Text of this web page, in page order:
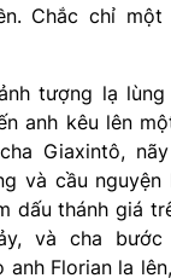
Chắc chỉ
tượng lạ
anh kêu lên
Giaxintô,
và cầu nguyện
dấu thánh giá
và cha bước
anh Florian la